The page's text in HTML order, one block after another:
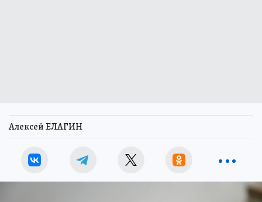
Алексей ЕЛАГИН